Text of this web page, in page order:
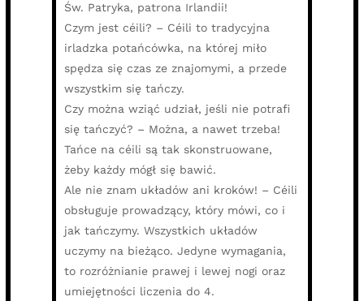
Św. Patryka, patrona Irlandii!
Czym jest céili? – Céili to tradycyjna
irladzka potańcówka, na której miło
spędza się czas ze znajomymi, a przede
wszystkim się tańczy.
Czy można wziąć udział, jeśli nie potrafi
się tańczyć? – Można, a nawet trzeba!
Tańce na céili są tak skonstruowane,
żeby każdy mógł się bawić.
Ale nie znam układów ani kroków! – Céili
obsługuje prowadzący, który mówi, co i
jak tańczymy. Wszystkich układów
uczymy na bieżąco. Jedyne wymagania,
to rozróżnianie prawej i lewej nogi oraz
umiejętności liczenia do 4.